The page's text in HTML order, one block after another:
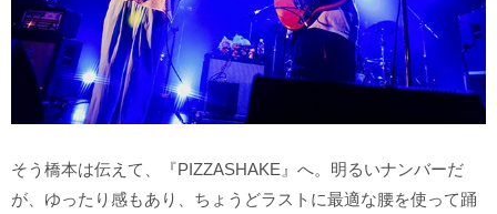
そう橋本は伝えて、『PIZZASHAKE』へ。明るいナンバーだ
が、ゆったり感もあり、ちょうどラストに最適な腰を使って踊